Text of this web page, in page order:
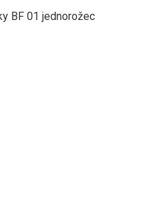
BF 01 jednorožec